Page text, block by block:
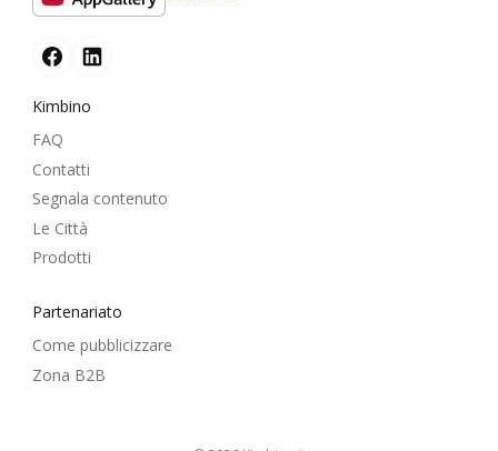
Kimbino
FAQ
Contatti
Segnala contenuto
Le Città
Prodotti
Partenariato
Come pubblicizzare
Zona B2B